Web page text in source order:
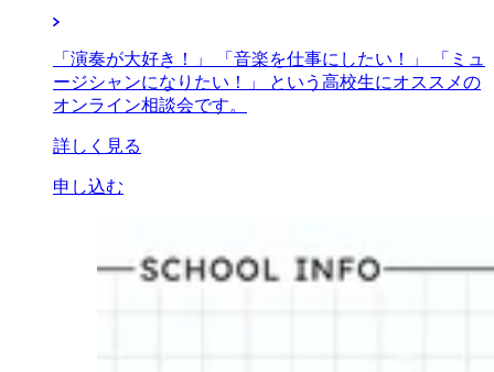
「演奏が大好き！」 「音楽を仕事にしたい！」 「ミュ
ージシャンになりたい！」 という高校生にオススメの
オンライン相談会です。
詳しく見る
申し込む